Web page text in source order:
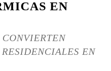
EN
EN